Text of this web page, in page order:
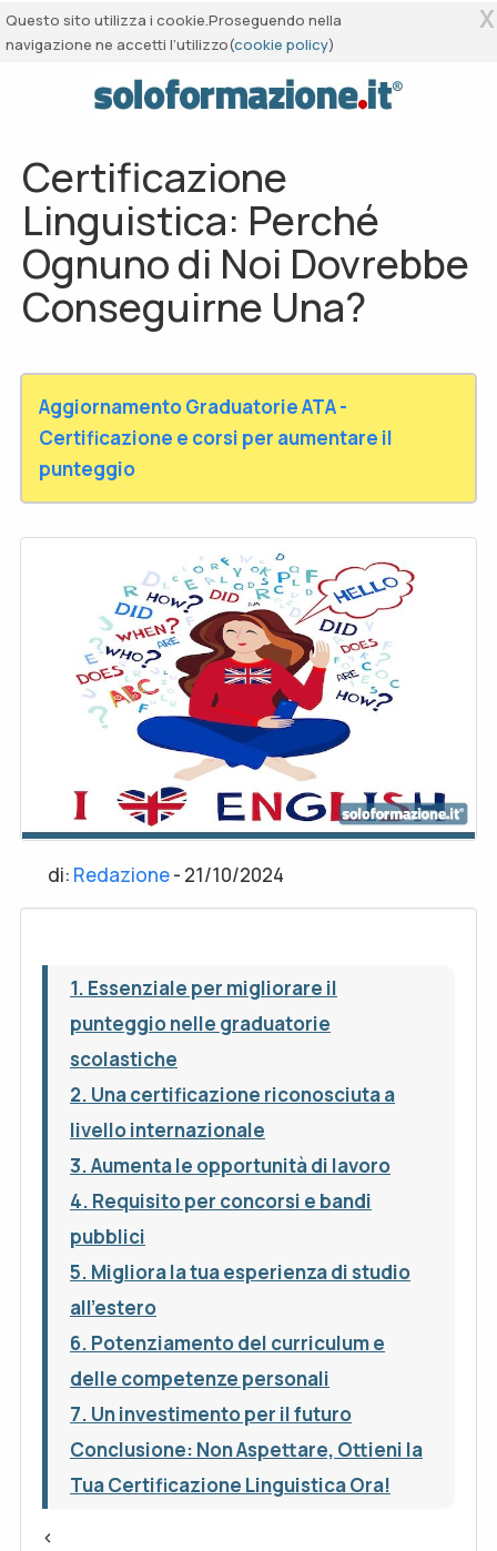
Questo sito utilizza i cookie.Proseguendo nella
navigazione ne accetti l’utilizzo(cookie policy)
X
Certificazione
Linguistica: Perché
Ognuno di Noi Dovrebbe
Conseguirne Una?
Aggiornamento Graduatorie ATA -
Certificazione e corsi per aumentare il
punteggio
di: Redazione- 21/10/2024
1. Essenziale per migliorare il
punteggio nelle graduatorie
scolastiche
2. Una certificazione riconosciuta a
livello internazionale
3. Aumenta le opportunità di lavoro
4. Requisito per concorsi e bandi
pubblici
5. Migliora la tua esperienza di studio
all’estero
6. Potenziamento del curriculum e
delle competenze personali
7. Un investimento per il futuro
Conclusione: Non Aspettare, Ottieni la
Tua Certificazione Linguistica Ora!
<